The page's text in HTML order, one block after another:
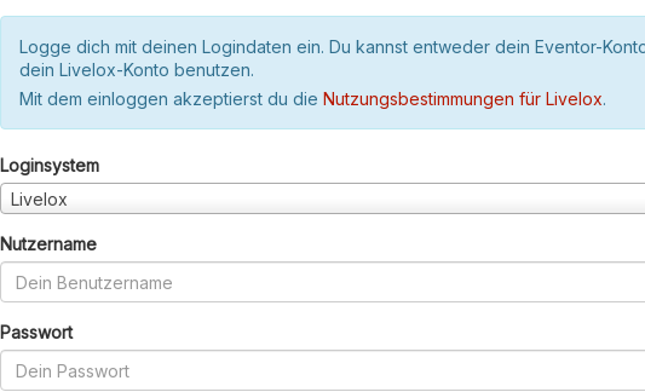
Logge dich mit deinen Logindaten ein. Du kannst entweder dein Eventor-
dein Livelox-Konto benutzen.
Mit dem einloggen akzeptierst du die Nutzungsbestimmungen für Livelox.
Loginsystem
Livelox
Nutzername
Passwort